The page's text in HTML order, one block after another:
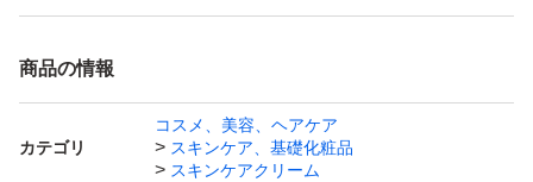
・梱包について
紙製の外袋（ゆうパケットポストmini封筒等）を使用する
場合がございます。
商品の情報
カテゴリ
コスメ、美容、ヘアケア
スキンケア、基礎化粧品
スキンケアクリーム